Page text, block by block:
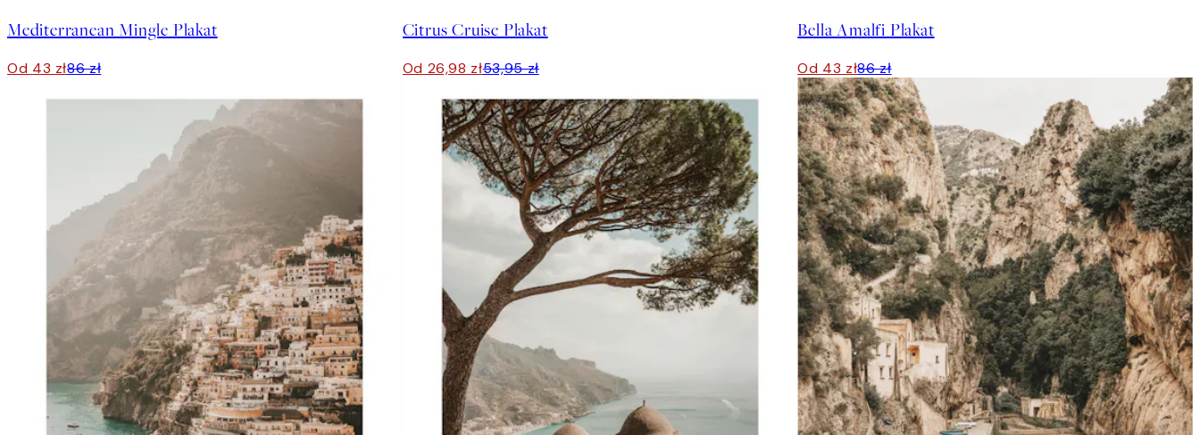
Mediterranean Mingle Plakat
Od 43 zł86 zł
Citrus Cruise Plakat
Od 26,98 zł53,95 zł
Bella Amalfi Plakat
Od 43 zł86 zł